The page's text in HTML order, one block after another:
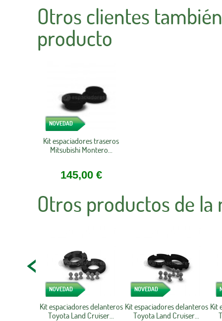
Otros clientes
producto
NOVEDAD
Kit espaciadores traseros
Mitsubishi Montero...
145,00 €
Otros productos de
NOVEDAD
Kit espaciadores delanteros
Toyota Land Cruiser...
NOVEDAD
Kit espaciadores delanteros
Toyota Land Cruiser...
Kit